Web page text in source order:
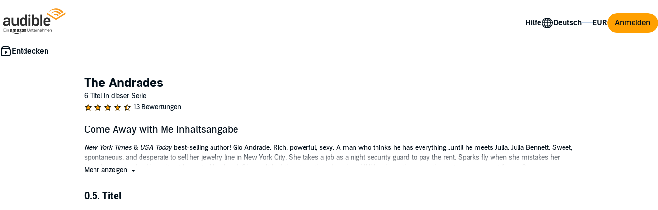
Hilfe Anmelden
The Andrades
6 Titel in dieser Serie
13 Bewertungen
Come Away with Me Inhaltsangabe
New York Times& USA Todaybest-selling author! Gio Andrade: Rich, powerful, sexy. A man who thinks he has everything...until he meets Julia. Julia Bennett: Sweet,
spontaneous, and desperate to sell her jewelry line in New York City. She takes a job as a night security guard to pay the rent. Sparks fly when she mistakes her
boss for an intruder. He can't get her out of his head. She can't find the strength to deny him. Will lies bring them together or tear them apart forever?
Mehr anzeigen
0.5. Titel